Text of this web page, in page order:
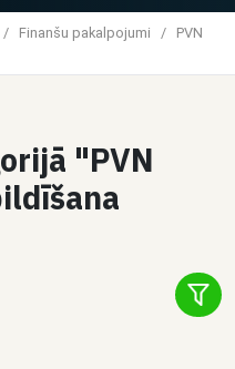
/ Finanšu pakalpojumi /
PVN
"PVN